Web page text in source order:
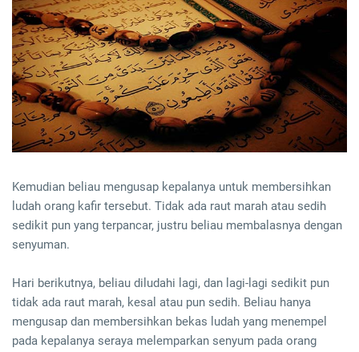
Kemudian beliau mengusap kepalanya untuk membersihkan
ludah orang kafir tersebut. Tidak ada raut marah atau sedih
sedikit pun yang terpancar, justru beliau membalasnya dengan
senyuman.
Hari berikutnya, beliau diludahi lagi, dan lagi-lagi sedikit pun
tidak ada raut marah, kesal atau pun sedih. Beliau hanya
mengusap dan membersihkan bekas ludah yang menempel
pada kepalanya seraya melemparkan senyum pada orang